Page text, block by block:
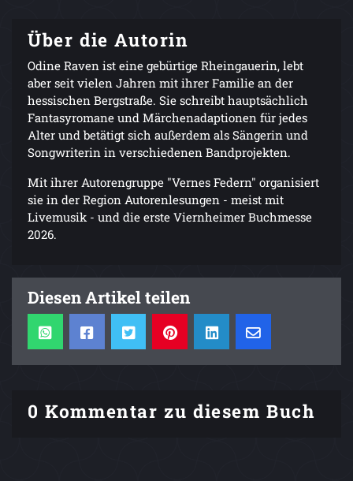
Über die Autorin
Odine Raven ist eine gebürtige Rheingauerin, lebt
aber seit vielen Jahren mit ihrer Familie an der
hessischen Bergstraße. Sie schreibt hauptsächlich
Fantasyromane und Märchenadaptionen für jedes
Alter und betätigt sich außerdem als Sängerin und
Songwriterin in verschiedenen Bandprojekten.
Mit ihrer Autorengruppe "Vernes Federn" organisiert
sie in der Region Autorenlesungen - meist mit
Livemusik - und die erste Viernheimer Buchmesse
2026.
Diesen Artikel teilen
0 Kommentar zu diesem Buch